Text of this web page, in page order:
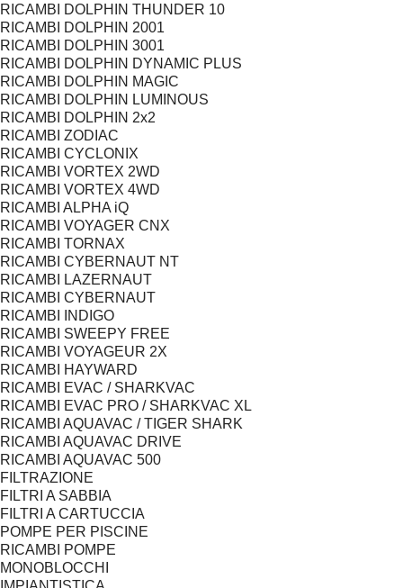
RICAMBI DOLPHIN THUNDER 10
RICAMBI DOLPHIN 2001
RICAMBI DOLPHIN 3001
RICAMBI DOLPHIN DYNAMIC PLUS
RICAMBI DOLPHIN MAGIC
RICAMBI DOLPHIN LUMINOUS
RICAMBI DOLPHIN 2x2
RICAMBI ZODIAC
RICAMBI CYCLONIX
RICAMBI VORTEX 2WD
RICAMBI VORTEX 4WD
RICAMBI ALPHA iQ
RICAMBI VOYAGER CNX
RICAMBI TORNAX
RICAMBI CYBERNAUT NT
RICAMBI LAZERNAUT
RICAMBI CYBERNAUT
RICAMBI INDIGO
RICAMBI SWEEPY FREE
RICAMBI VOYAGEUR 2X
RICAMBI HAYWARD
RICAMBI EVAC / SHARKVAC
RICAMBI EVAC PRO / SHARKVAC XL
RICAMBI AQUAVAC / TIGER SHARK
RICAMBI AQUAVAC DRIVE
RICAMBI AQUAVAC 500
FILTRAZIONE
FILTRI A SABBIA
FILTRI A CARTUCCIA
POMPE PER PISCINE
RICAMBI POMPE
MONOBLOCCHI